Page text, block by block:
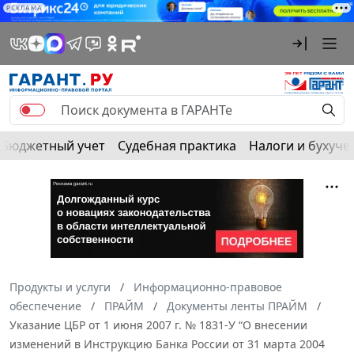
РЕКЛАМА
Бюджетный учет Судебная практика Налоги и
Продукты и услуги
Информационно-правовое
обеспечение
ПРАЙМ
Документы ленты ПРАЙМ
Указание ЦБР от 1 июня 2007 г. № 1831-У “О внесении
изменений в Инструкцию Банка России от 31 марта 2004